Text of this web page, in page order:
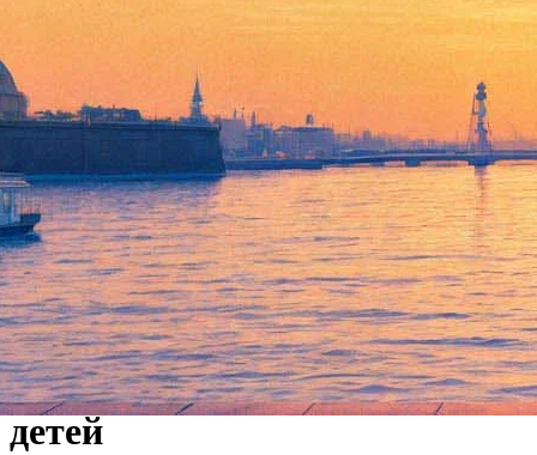
«Поросёнок Петр
приглашает»: Людмила
Петрушевская даст в
Петербурге концерт для
детей